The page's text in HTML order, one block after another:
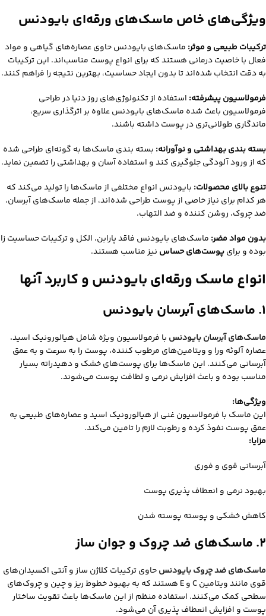
ویژگی‌های خاص ماسک‌های ورقه‌ای بایودنس
ترکیبات طبیعی و موثر: ماسک‌های بایودنس حاوی عصاره‌های گیاهی و مواد
فعال با خاصیت درمانی هستند که برای انواع پوست مناسب‌اند. این ترکیبات
به دقت انتخاب شده‌اند تا بدون ایجاد حساسیت، بهترین نتیجه را فراهم کنند.
فرمولاسیون پیشرفته: استفاده از تکنولوژی‌های روز دنیا در طراحی
فرمولاسیون باعث شده ماسک‌های بایودنس علاوه بر اثرگذاری سریع،
ماندگاری طولانی‌تری در پوست داشته باشند.
بسته‌ بندی بهداشتی و نوآورانه: بسته‌ بندی ماسک‌ها به گونه‌ای طراحی شده
که از ورود آلودگی جلوگیری کند و استفاده آسان و بهداشتی را تضمین نماید.
تنوع بالای محصولات: بایودنس انواع مختلفی از ماسک‌ها را تولید می‌کند که
هر کدام برای نیاز خاصی از پوست طراحی شده‌اند، از جمله ماسک‌های آبرسان،
ضد چروک، روشن‌ کننده و ضد التهاب.
بدون مواد مضر: ماسک‌های بایودنس فاقد پارابن، الکل و ترکیبات حساسیت‌ زا
بوده و برایپوست‌های حساس نیز مناسب هستند.
انواع ماسک ورقه‌ای بایودنس و کاربرد آنها
۱. ماسک‌های آبرسان بایودنس
ماسک‌های آبرسان بایودنس با فرمولاسیون ویژه شامل هیالورونیک اسید،
عصاره آلوئه ورا و ویتامین‌های مرطوب‌ کننده، پوست را به سرعت و به عمق
آبرسانی می‌کنند. این ماسک‌ها برای پوست‌های خشک و دهیدراته بسیار
مناسب بوده و باعث افزایش نرمی و لطافت پوست می‌شوند.
ویژگی‌ها:
این ماسک با فرمولاسیون غنی از هیالورونیک اسید و عصاره‌های طبیعی به
عمق پوست نفوذ کرده و رطوبت لازم را تامین می‌کند.
مزایا:
آبرسانی قوی و فوری
بهبود نرمی و انعطاف‌ پذیری پوست
کاهش خشکی و پوسته‌ پوسته شدن
۲. ماسک‌های ضد چروک و جوان‌ ساز
ماسک‌های ضد چروک بایودنسحاوی ترکیبات کلاژن‌ ساز و آنتی‌ اکسیدان‌های
قوی مانند ویتامین C و E هستند که به بهبود خطوط ریز و چین‌ و چروک‌های
سطحی کمک می‌کنند. استفاده منظم از این ماسک‌ها باعث تقویت ساختار
پوست و افزایش انعطاف‌ پذیری آن می‌شود.